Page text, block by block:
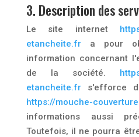
3. Description des
Le site internet
etancheite.fr a pour
information concernant
de la société.
etancheite.fr s'efforce
https://mouche-
informations aussi
Toutefois, il ne pourra